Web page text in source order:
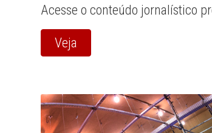
Acesse o conteúdo jornalístico
Veja